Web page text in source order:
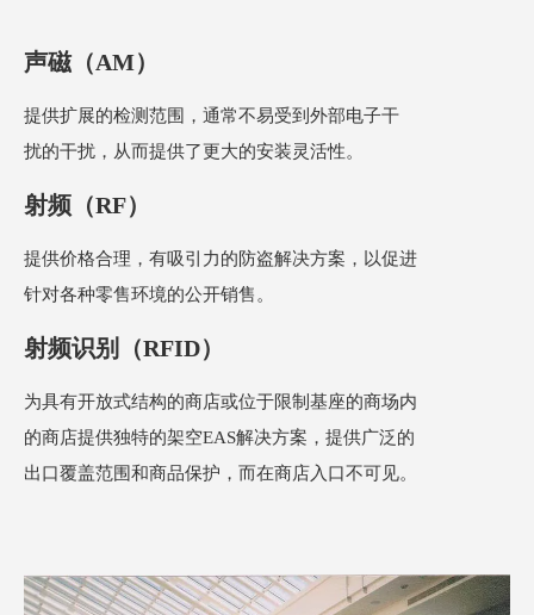
声磁（AM）
提供扩展的检测范围，通常不易受到外部电子干
扰的干扰，从而提供了更大的安装灵活性。
射频（RF）
提供价格合理，有吸引力的防盗解决方案，以促进
针对各种零售环境的公开销售。
射频识别（RFID）
为具有开放式结构的商店或位于限制基座的商场内
的商店提供独特的架空EAS解决方案，提供广泛的
出口覆盖范围和商品保护，而在商店入口不可见。